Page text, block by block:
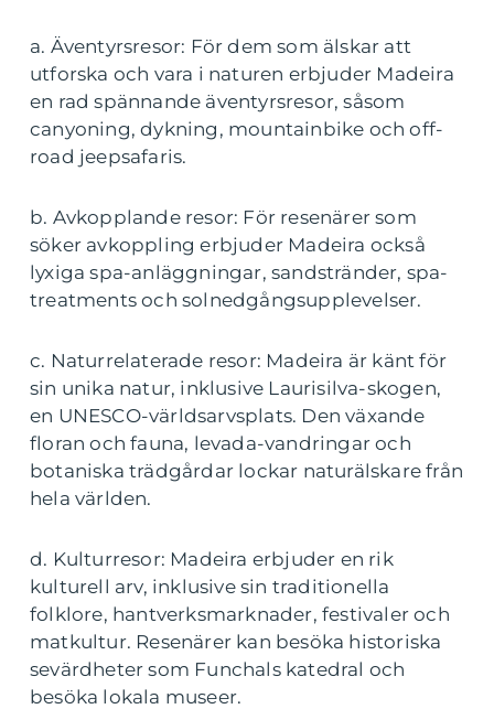
a. Äventyrsresor: För dem som älskar att
utforska och vara i naturen erbjuder Madeira
en rad spännande äventyrsresor, såsom
canyoning, dykning, mountainbike och off-
road jeepsafaris.
b. Avkopplande resor: För resenärer som
söker avkoppling erbjuder Madeira också
lyxiga spa-anläggningar, sandstränder, spa-
treatments och solnedgångsupplevelser.
c. Naturrelaterade resor: Madeira är känt för
sin unika natur, inklusive Laurisilva-skogen,
en UNESCO-världsarvsplats. Den växande
floran och fauna, levada-vandringar och
botaniska trädgårdar lockar naturälskare från
hela världen.
d. Kulturresor: Madeira erbjuder en rik
kulturell arv, inklusive sin traditionella
folklore, hantverksmarknader, festivaler och
matkultur. Resenärer kan besöka historiska
sevärdheter som Funchals katedral och
besöka lokala museer.